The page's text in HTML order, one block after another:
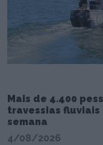
Mais de 4.400
travessias fluviais
semana
4/08/2026